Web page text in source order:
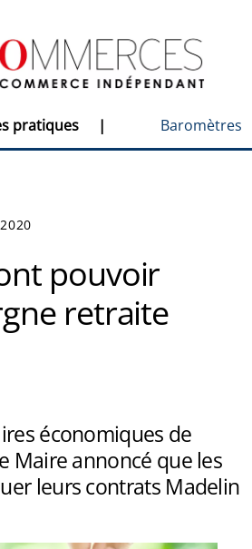
pratiques | Baromètres
pouvoir
retraite
économiques de
Maire annoncé que les
leurs contrats Madelin